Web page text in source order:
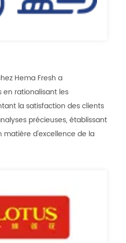
Hema Fresh a
en rationalisant les
la satisfaction des clients
précieuses, établissant
d'excellence de la